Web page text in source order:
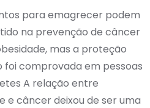
para emagrecer podem
na prevenção de câncer
mas a proteção
foi comprovada em pessoas
A relação entre
e câncer deixou de ser uma